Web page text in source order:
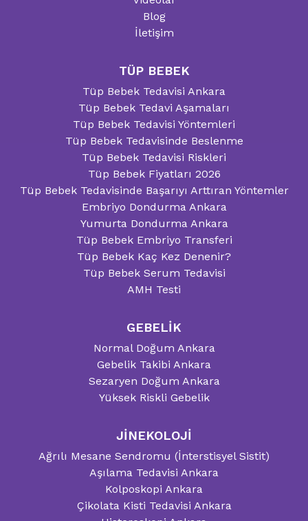
Blog
İletişim
TÜP BEBEK
Tüp Bebek Tedavisi Ankara
Tüp Bebek Tedavi Aşamaları
Tüp Bebek Tedavisi Yöntemleri
Tüp Bebek Tedavisinde Beslenme
Tüp Bebek Tedavisi Riskleri
Tüp Bebek Fiyatları 2026
Tüp Bebek Tedavisinde Başarıyı Arttıran Yöntemler
Embriyo Dondurma Ankara
Yumurta Dondurma Ankara
Tüp Bebek Embriyo Transferi
Tüp Bebek Kaç Kez Denenir?
Tüp Bebek Serum Tedavisi
AMH Testi
GEBELİK
Normal Doğum Ankara
Gebelik Takibi Ankara
Sezaryen Doğum Ankara
Yüksek Riskli Gebelik
JİNEKOLOJİ
Ağrılı Mesane Sendromu (İnterstisyel Sistit)
Aşılama Tedavisi Ankara
Kolposkopi Ankara
Çikolata Kisti Tedavisi Ankara